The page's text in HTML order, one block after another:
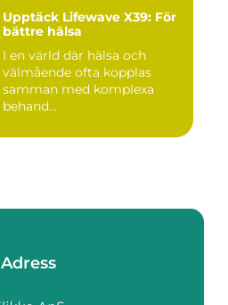
Upptäck Lifewave X39: För
bättre hälsa
I en värld där hälsa och
välmående ofta kopplas
samman med komplexa
behand...
Adress